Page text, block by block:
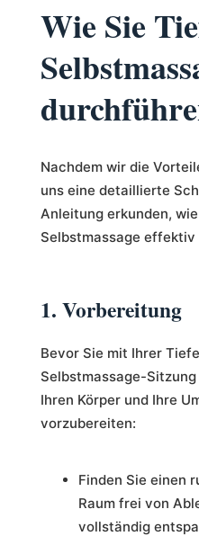
Wie Sie
Nachdem wir die
uns eine detaillierte
Anleitung erkunden,
Selbstmassage
1. Vorbereitung
Bevor Sie mit Ihrer
Selbstmassage-
Ihren Körper und Ihre
vorzubereiten:
Finden Sie einen
Raum frei von
vollständig